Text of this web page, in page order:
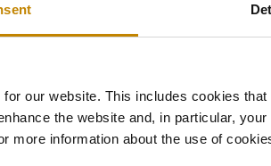
for our website. This includes cookies
the website and, in particular,
more information about the use of